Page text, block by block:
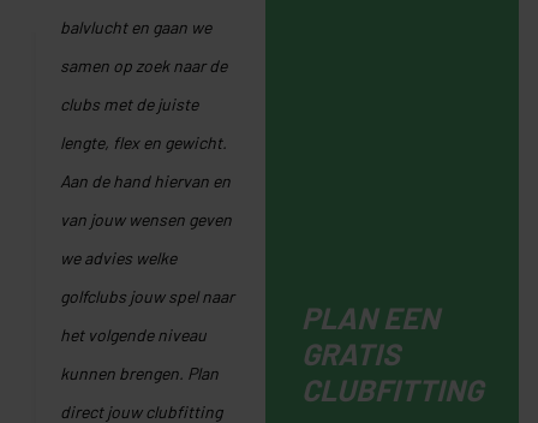
balvlucht en gaan we
samen op zoek naar de
clubs met de juiste
lengte, flex en gewicht.
Aan de hand hiervan en
van jouw wensen geven
we advies welke
golfclubs jouw spel naar
het volgende niveau
kunnen brengen. Plan
direct jouw clubfitting
PLAN EEN
GRATIS
CLUBFITTING